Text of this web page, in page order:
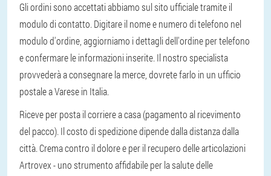
Gli ordini sono accettati abbiamo sul sito ufficiale tramite il
modulo di contatto. Digitare il nome e numero di telefono nel
modulo d'ordine, aggiorniamo i dettagli dell'ordine per telefono
e confermare le informazioni inserite. Il nostro specialista
provvederà a consegnare la merce, dovrete farlo in un ufficio
postale a Varese in Italia.
Riceve per posta il corriere a casa (pagamento al ricevimento
del pacco). Il costo di spedizione dipende dalla distanza dalla
città. Crema contro il dolore e per il recupero delle articolazioni
Artrovex - uno strumento affidabile per la salute delle